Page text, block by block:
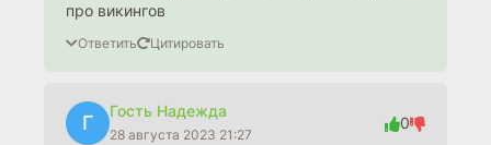
про викингов
Ответить Цитировать
Г
Гость Надежда
28 августа 2023 21:27
0